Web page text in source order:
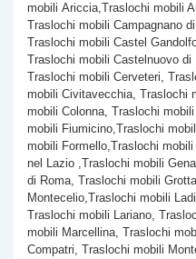
mobili Ariccia,Traslochi mobili
Traslochi mobili Campagnano
Traslochi mobili Castel
Traslochi mobili Castelnuovo
Traslochi mobili Cerveteri,
mobili Civitavecchia, Traslochi
mobili Colonna, Traslochi
mobili Fiumicino,Traslochi
mobili Formello,Traslochi
nel Lazio ,Traslochi mobili
di Roma, Traslochi mobili
Montecelio,Traslochi mobili
Traslochi mobili Lariano,
mobili Marcellina, Traslochi
Compatri, Traslochi mobili